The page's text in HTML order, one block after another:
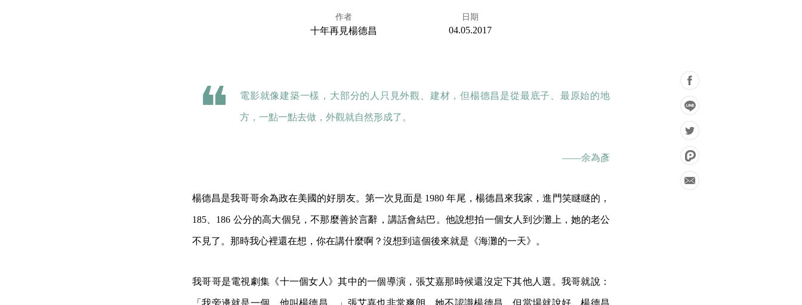
作者
十年再見楊德昌
日期
04.05.2017
電影就像建築一樣，大部分的人只見外觀、建材，但楊德昌是從最底子、最原始的地
方，一點一點去做，外觀就自然形成了。
——余為彥
楊德昌是我哥哥余為政在美國的好朋友。第一次見面是 1980 年尾，楊德昌來我家，進門笑瞇瞇的，
185、186 公分的高大個兒，不那麼善於言辭，講話會結巴。他說想拍一個女人到沙灘上，她的老公
不見了。那時我心裡還在想，你在講什麼啊？沒想到這個後來就是《海灘的一天》。
我哥哥是電視劇集《十一個女人》其中的一個導演，張艾嘉那時候還沒定下其他人選。我哥就說：
「我旁邊就是一個，他叫楊德昌。」張艾嘉也非常爽朗，她不認識楊德昌，但當場就說好。楊德昌